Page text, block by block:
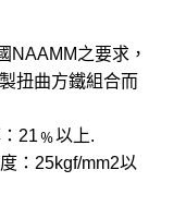
NAAMM之要求，
扭曲方鐵組合而
21﹪以上.
：25kgf/mm2以